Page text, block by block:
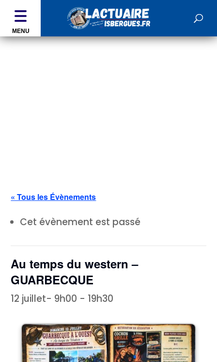
MENU
« Tous les Évènements
Cet évènement est passé
Au temps du western –
GUARBECQUE
12 juillet- 9h00 - 19h30